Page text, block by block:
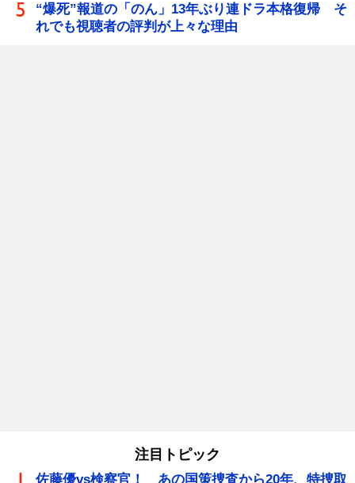
“爆死”報道の「のん」13年ぶり連ドラ本格復帰 そ
れでも視聴者の評判が上々な理由
注目トピック
佐藤優vs検察官！ あの国策捜査から20年、特捜取